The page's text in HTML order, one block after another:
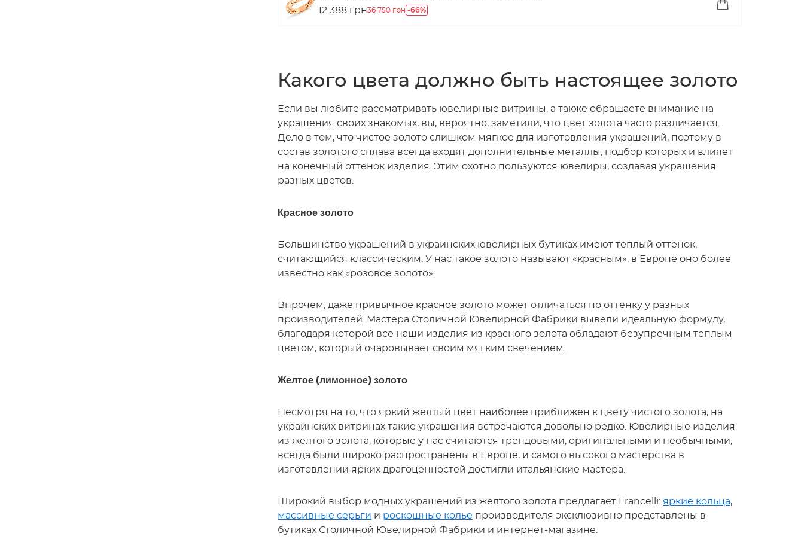
12 388 грн36 750 грн -66%
Какого цвета должно быть настоящее золото
Если вы любите рассматривать ювелирные витрины, а также обращаете внимание на
украшения своих знакомых, вы, вероятно, заметили, что цвет золота часто различается.
Дело в том, что чистое золото слишком мягкое для изготовления украшений, поэтому в
состав золотого сплава всегда входят дополнительные металлы, подбор которых и влияет
на конечный оттенок изделия. Этим охотно пользуются ювелиры, создавая украшения
разных цветов.
Красное золото
Большинство украшений в украинских ювелирных бутиках имеют теплый оттенок,
считающийся классическим. У нас такое золото называют «красным», в Европе оно более
известно как «розовое золото».
Впрочем, даже привычное красное золото может отличаться по оттенку у разных
производителей. Мастера Столичной Ювелирной Фабрики вывели идеальную формулу,
благодаря которой все наши изделия из красного золота обладают безупречным теплым
цветом, который очаровывает своим мягким свечением.
Желтое (лимонное) золото
Несмотря на то, что яркий желтый цвет наиболее приближен к цвету чистого золота, на
украинских витринах такие украшения встречаются довольно редко. Ювелирные изделия
из желтого золота, которые у нас считаются трендовыми, оригинальными и необычными,
всегда были широко распространены в Европе, и самого высокого мастерства в
изготовлении ярких драгоценностей достигли итальянские мастера.
Широкий выбор модных украшений из желтого золота предлагает Francelli: яркие кольца,
массивные серьги и роскошные колье производителя эксклюзивно представлены в
бутиках Столичной Ювелирной Фабрики и интернет-магазине.